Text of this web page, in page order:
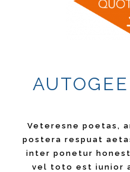
Veteresne poetas,
postera respuat
inter ponetur
vel toto est iunior